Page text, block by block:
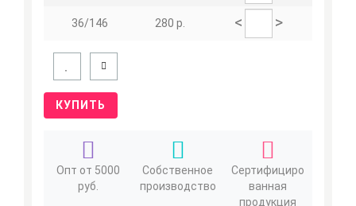
36/146 280 р. < >
КУПИТЬ
Опт от 5000
руб.
Собственное
производство
Сертифициро
ванная
продукция